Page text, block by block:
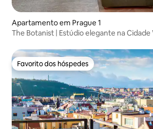
Apartamento em Prague 1
The Botanist | Estúdio elegante na Cidade
Favorito dos hóspedes
Favorito dos hóspedes